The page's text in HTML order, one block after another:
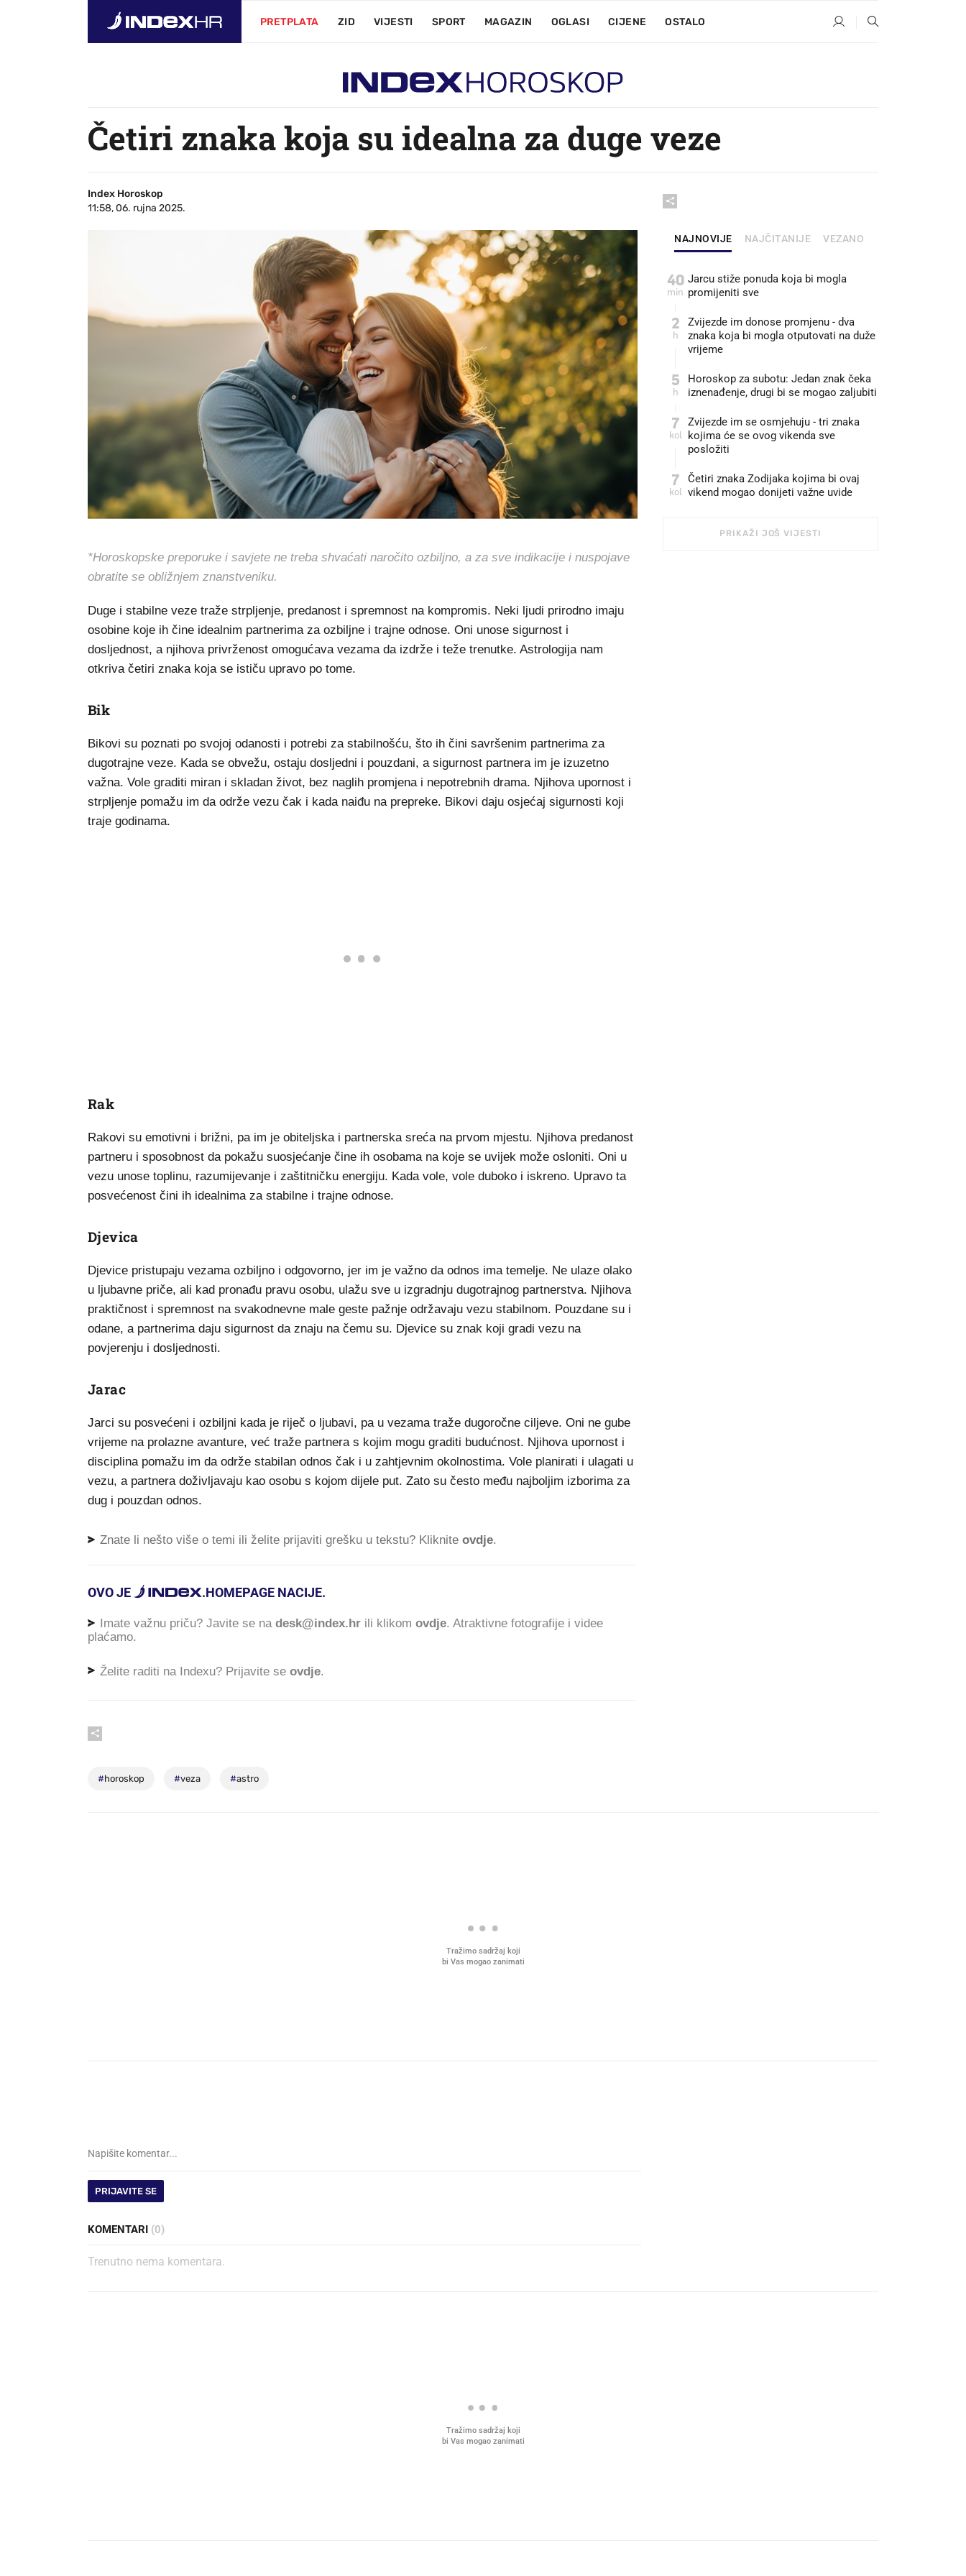
PRETPLATA ZID VIJESTI SPORT MAGAZIN OGLASI CIJENE OSTALO
Četiri znaka koja su idealna za duge veze
Index Horoskop
11:58, 06. rujna 2025.
*Horoskopske preporuke i savjete ne treba shvaćati naročito ozbiljno, a za sve indikacije i nuspojave
obratite se obližnjem znanstveniku.
Duge i stabilne veze traže strpljenje, predanost i spremnost na kompromis. Neki ljudi prirodno imaju
osobine koje ih čine idealnim partnerima za ozbiljne i trajne odnose. Oni unose sigurnost i
dosljednost, a njihova privrženost omogućava vezama da izdrže i teže trenutke. Astrologija nam
otkriva četiri znaka koja se ističu upravo po tome.
Bik
Bikovi su poznati po svojoj odanosti i potrebi za stabilnošću, što ih čini savršenim partnerima za
dugotrajne veze. Kada se obvežu, ostaju dosljedni i pouzdani, a sigurnost partnera im je izuzetno
važna. Vole graditi miran i skladan život, bez naglih promjena i nepotrebnih drama. Njihova upornost i
strpljenje pomažu im da održe vezu čak i kada naiđu na prepreke. Bikovi daju osjećaj sigurnosti koji
traje godinama.
Rak
Rakovi su emotivni i brižni, pa im je obiteljska i partnerska sreća na prvom mjestu. Njihova predanost
partneru i sposobnost da pokažu suosjećanje čine ih osobama na koje se uvijek može osloniti. Oni u
vezu unose toplinu, razumijevanje i zaštitničku energiju. Kada vole, vole duboko i iskreno. Upravo ta
posvećenost čini ih idealnima za stabilne i trajne odnose.
Djevica
Djevice pristupaju vezama ozbiljno i odgovorno, jer im je važno da odnos ima temelje. Ne ulaze olako
u ljubavne priče, ali kad pronađu pravu osobu, ulažu sve u izgradnju dugotrajnog partnerstva. Njihova
praktičnost i spremnost na svakodnevne male geste pažnje održavaju vezu stabilnom. Pouzdane su i
odane, a partnerima daju sigurnost da znaju na čemu su. Djevice su znak koji gradi vezu na
povjerenju i dosljednosti.
Jarac
Jarci su posvećeni i ozbiljni kada je riječ o ljubavi, pa u vezama traže dugoročne ciljeve. Oni ne gube
vrijeme na prolazne avanture, već traže partnera s kojim mogu graditi budućnost. Njihova upornost i
disciplina pomažu im da održe stabilan odnos čak i u zahtjevnim okolnostima. Vole planirati i ulagati u
vezu, a partnera doživljavaju kao osobu s kojom dijele put. Zato su često među najboljim izborima za
dug i pouzdan odnos.
Znate li nešto više o temi ili želite prijaviti grešku u tekstu? Kliknite ovdje.
OVO JE .HOMEPAGE NACIJE.
Imate važnu priču? Javite se na desk@index.hr ili klikom ovdje. Atraktivne fotografije i videe
plaćamo.
Želite raditi na Indexu? Prijavite se ovdje.
#horoskop #veza #astro
NAJNOVIJE NAJČITANIJE VEZANO
40
min
Jarcu stiže ponuda koja bi mogla
promijeniti sve
2
h
Zvijezde im donose promjenu - dva
znaka koja bi mogla otputovati na duže
vrijeme
5
h
Horoskop za subotu: Jedan znak čeka
iznenađenje, drugi bi se mogao zaljubiti
7
kol
Zvijezde im se osmjehuju - tri znaka
kojima će se ovog vikenda sve
posložiti
7
kol
Četiri znaka Zodijaka kojima bi ovaj
vikend mogao donijeti važne uvide
PRIKAŽI JOŠ VIJESTI
Tražimo sadržaj koji
bi Vas mogao zanimati
PRIJAVITE SE
KOMENTARI (0)
Trenutno nema komentara.
Tražimo sadržaj koji
bi Vas mogao zanimati